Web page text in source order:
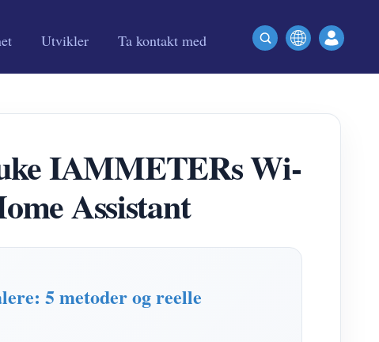
Utvikler Ta kontakt med
IAMMETERs Wi-
Assistant
5 metoder og reelle